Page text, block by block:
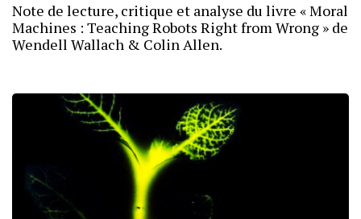
Note de lecture, critique et analyse du livre « Moral
Machines : Teaching Robots Right from Wrong » de
Wendell Wallach & Colin Allen.